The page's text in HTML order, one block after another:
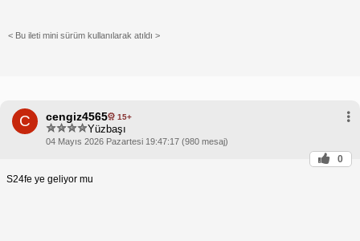
< Bu ileti mini sürüm kullanılarak atıldı >
C cengiz4565 15+
Yüzbaşı
04 Mayıs 2026 Pazartesi 19:47:17 (980 mesaj)
0
S24fe ye geliyor mu